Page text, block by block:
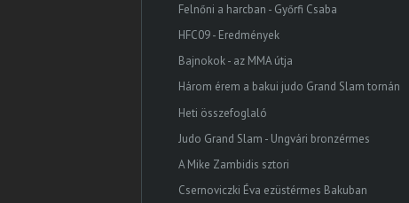
Felnőni a harcban - Győrfi Csaba
HFC09 - Eredmények
Bajnokok - az MMA útja
Három érem a bakui judo Grand Slam tornán
Heti összefoglaló
Judo Grand Slam - Ungvári bronzérmes
A Mike Zambidis sztori
Csernoviczki Éva ezüstérmes Bakuban